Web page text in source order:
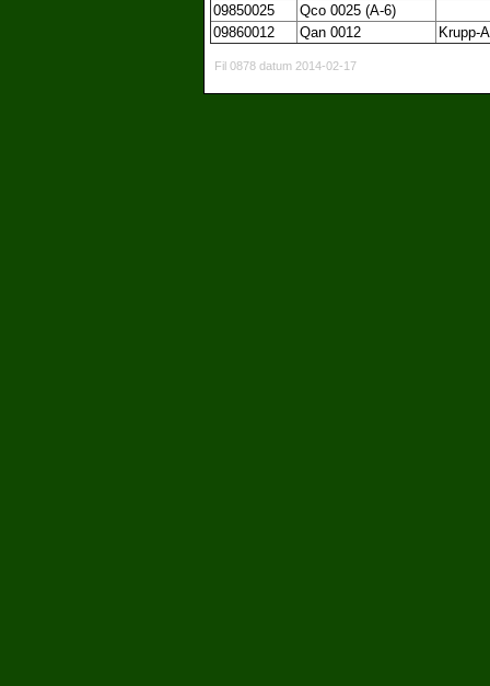
09850025
Qco 0025 (A-6)
09860012
Qan 0012 Krupp-
Fil 0878 datum 2014-02-17